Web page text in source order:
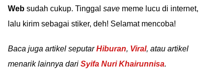
Web sudah cukup. Tinggal save meme lucu di internet,
lalu kirim sebagai stiker, deh! Selamat mencoba!
Baca juga artikel seputarHiburan, Viral, atau artikel
menarik lainnya dari Syifa Nuri Khairunnisa.